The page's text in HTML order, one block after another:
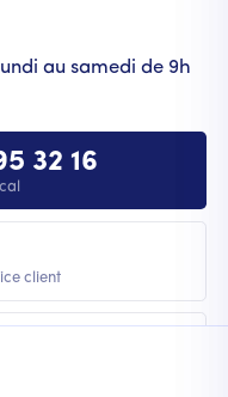
au samedi de 9h
32 16
client